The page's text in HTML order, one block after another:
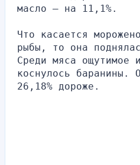
масло – на 11,1%.
Что касается
рыбы, то она
Среди мяса ощутимое
коснулось баранины.
26,18% дороже.